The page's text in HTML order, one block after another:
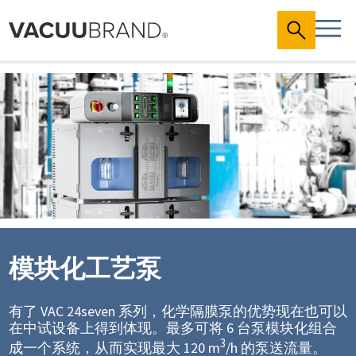
模块化工艺泵
有了 VAC 24seven 系列，化学隔膜泵的优势现在也可以
在中试设备上得到体现。最多可将 6 台泵模块化组合
成一个系统，从而实现最大 120 m3/h 的泵送流量。